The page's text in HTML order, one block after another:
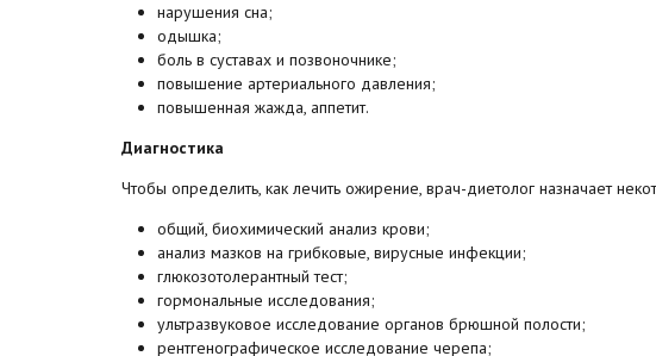
нарушения сна;
одышка;
боль в суставах и позвоночнике;
повышение артериального давления;
повышенная жажда, аппетит.
Диагностика
Чтобы определить, как лечить ожирение, врач-диетолог назначает
общий, биохимический анализ крови;
анализ мазков на грибковые, вирусные инфекции;
глюкозотолерантный тест;
гормональные исследования;
ультразвуковое исследование органов брюшной полости;
рентгенографическое исследование черепа;